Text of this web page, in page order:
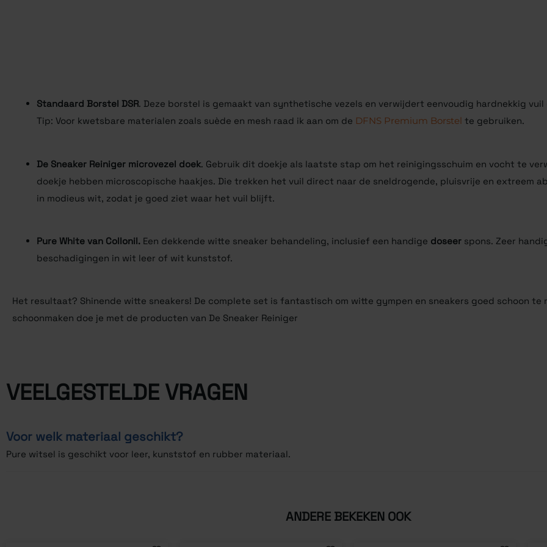
Standaard Borstel DSR. Deze borstel is gemaakt van synthetische vezels en verwijdert eenvoudig hardnekkig vuil
Tip: Voor kwetsbare materialen zoals suède en mesh raad ik aan om de DFNS Premium Borstel te gebruiken.
De Sneaker Reiniger microvezel doek. Gebruik dit doekje als laatste stap om het reinigingsschuim en vocht te
doekje hebben microscopische haakjes. Die trekken het vuil direct naar de sneldrogende, pluisvrije en extreem
in modieus wit, zodat je goed ziet waar het vuil blijft.
Pure White van Collonil. Een dekkende witte sneaker behandeling, inclusief een handige doseer spons. Zeer
beschadigingen in wit leer of wit kunststof.
Het resultaat? Shinende witte sneakers! De complete set is fantastisch om witte gympen en sneakers goed schoon te
schoonmaken doe je met de producten van De Sneaker Reiniger
VEELGESTELDE VRAGEN
Voor welk materiaal geschikt?
Pure witsel is geschikt voor leer, kunststof en rubber materiaal.
ANDERE BEKEKEN OOK